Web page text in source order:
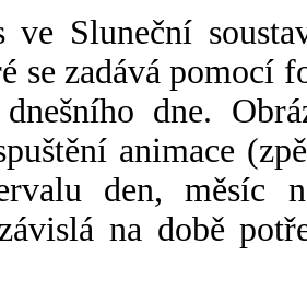
ve Sluneční
se zadává pomocí
dne.
animace
den, měsíc
na době